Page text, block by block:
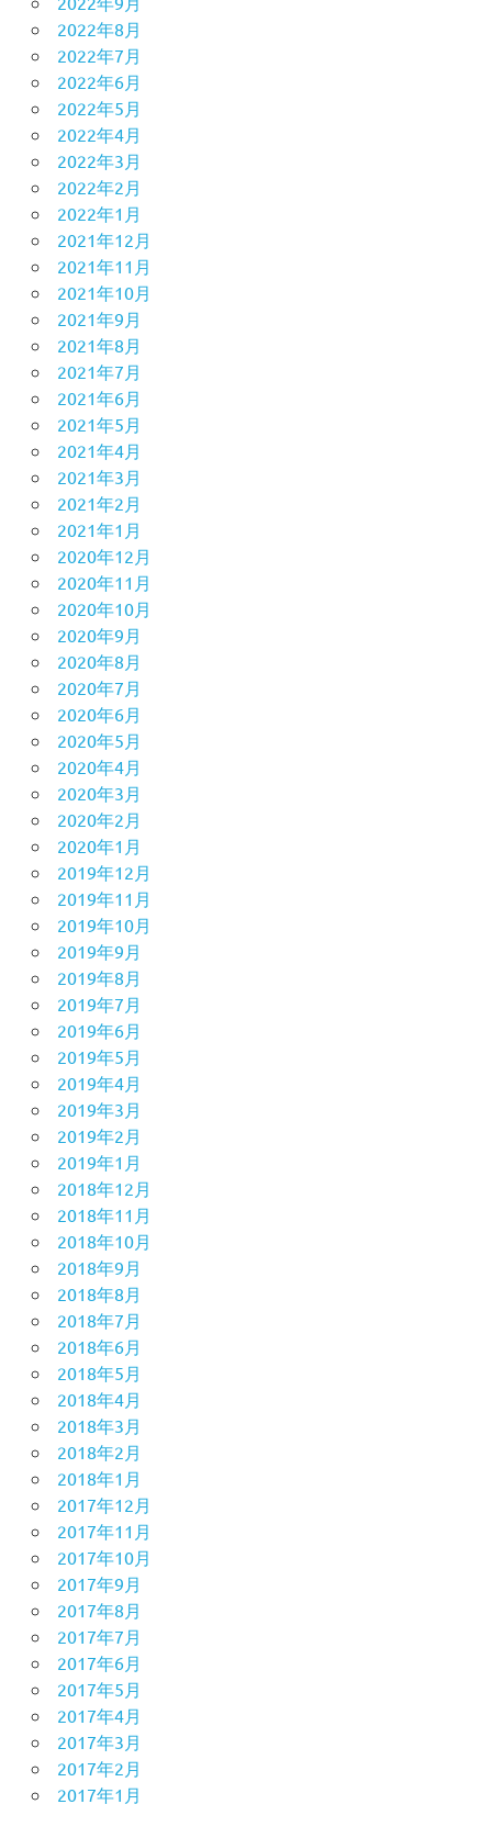
2022年8月
2022年7月
2022年6月
2022年5月
2022年4月
2022年3月
2022年2月
2022年1月
2021年12月
2021年11月
2021年10月
2021年9月
2021年8月
2021年7月
2021年6月
2021年5月
2021年4月
2021年3月
2021年2月
2021年1月
2020年12月
2020年11月
2020年10月
2020年9月
2020年8月
2020年7月
2020年6月
2020年5月
2020年4月
2020年3月
2020年2月
2020年1月
2019年12月
2019年11月
2019年10月
2019年9月
2019年8月
2019年7月
2019年6月
2019年5月
2019年4月
2019年3月
2019年2月
2019年1月
2018年12月
2018年11月
2018年10月
2018年9月
2018年8月
2018年7月
2018年6月
2018年5月
2018年4月
2018年3月
2018年2月
2018年1月
2017年12月
2017年11月
2017年10月
2017年9月
2017年8月
2017年7月
2017年6月
2017年5月
2017年4月
2017年3月
2017年2月
2017年1月